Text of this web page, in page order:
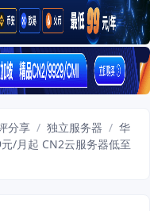
分享 / 独立服务器 / 华
/月起 CN2云服务器低至